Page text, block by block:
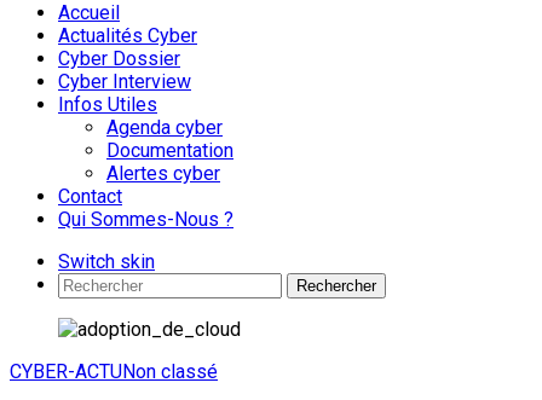
Accueil
Actualités Cyber
Cyber Dossier
Cyber Interview
Infos Utiles
Agenda cyber
Documentation
Alertes cyber
Contact
Qui Sommes-Nous ?
Switch skin
Rechercher
CYBER-ACTUNon classé